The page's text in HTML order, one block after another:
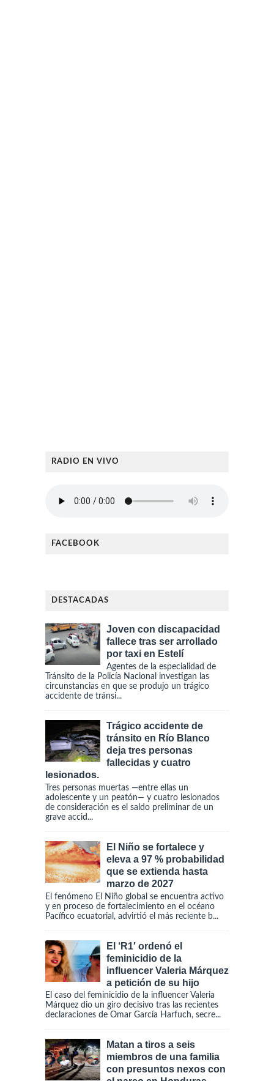
RADIO EN VIVO
FACEBOOK
DESTACADAS
Joven con discapacidad
fallece tras ser arrollado
por taxi en Estelí
Agentes de la especialidad de
Tránsito de la Policía Nacional investigan las
circunstancias en que se produjo un trágico
accidente de tránsi...
Trágico accidente de
tránsito en Río Blanco
deja tres personas
fallecidas y cuatro
lesionados.
Tres personas muertas —entre ellas un
adolescente y un peatón— y cuatro lesionados
de consideración es el saldo preliminar de un
grave accid...
El Niño se fortalece y
eleva a 97 % probabilidad
que se extienda hasta
marzo de 2027
El fenómeno El Niño global se encuentra activo
y en proceso de fortalecimiento en el océano
Pacífico ecuatorial, advirtió el más reciente b...
El ‘R1′ ordenó el
feminicidio de la
influencer Valeria Márquez
a petición de su hijo
El caso del feminicidio de la influencer Valeria
Márquez dio un giro decisivo tras las recientes
declaraciones de Omar García Harfuch, secre...
Matan a tiros a seis
miembros de una familia
con presuntos nexos con